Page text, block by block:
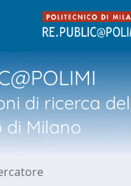
di ricerca del
di Milano